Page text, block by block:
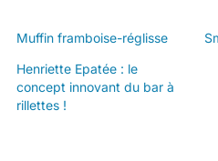
Muffin framboise-réglisse
Henriette Epatée : le
concept innovant du bar à
rillettes !